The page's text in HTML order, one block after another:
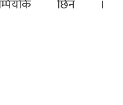
छिन ।